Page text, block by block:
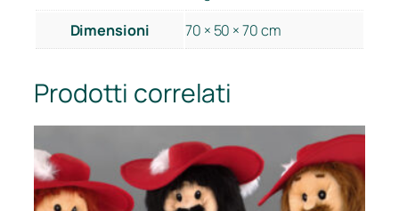
t
Dimensioni
70 × 50 × 70 cm
Prodotti correlati